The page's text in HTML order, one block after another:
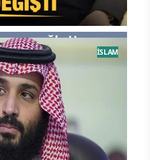
Hoca
namazı saati
İSLAM